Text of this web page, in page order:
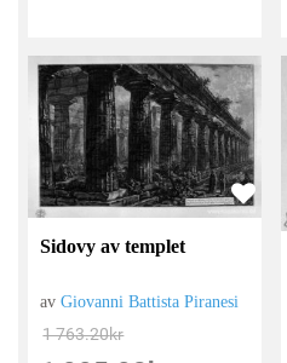
Sidovy av templet
avGiovanni Battista Piranesi
1 763.20kr